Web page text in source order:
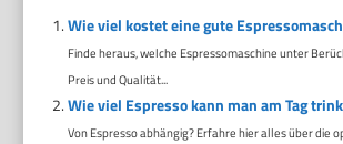
Wie viel kostet eine gute
Finde heraus, welche Espressomaschine unter
Preis und Qualität...
Wie viel Espresso kann man am Tag
Von Espresso abhängig? Erfahre hier alles über die